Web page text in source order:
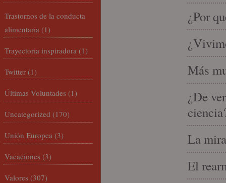
¿Por
Más
¿De
La
El
Trastornos de la conducta
alimentaria (1)
Trayectoria inspiradora (1)
Twitter (1)
Últimas Voluntades (1)
Uncategorized (170)
Unión Europea (3)
Vacaciones (3)
Valores (307)